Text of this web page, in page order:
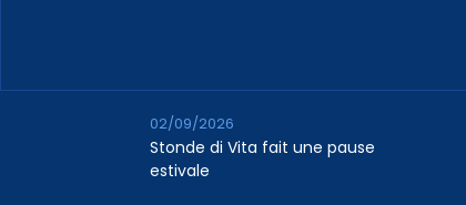
Stonde di Vita fait une pause
estivale
02/09/2026